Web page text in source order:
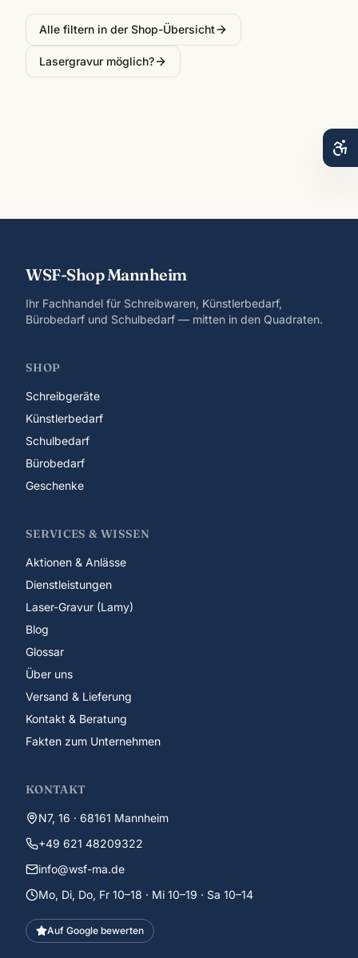
Alle filtern in der Shop-Übersicht
Lasergravur möglich?
WSF-Shop Mannheim
Ihr Fachhandel für Schreibwaren, Künstlerbedarf,
Bürobedarf und Schulbedarf — mitten in den Quadraten.
SHOP
Schreibgeräte
Künstlerbedarf
Schulbedarf
Bürobedarf
Geschenke
SERVICES & WISSEN
Aktionen & Anlässe
Dienstleistungen
Laser-Gravur (Lamy)
Blog
Glossar
Über uns
Versand & Lieferung
Kontakt & Beratung
Fakten zum Unternehmen
KONTAKT
N7, 16 · 68161 Mannheim
+49 621 48209322
info@wsf-ma.de
Mo, Di, Do, Fr 10–18 · Mi 10–19 · Sa 10–14
Auf Google bewerten